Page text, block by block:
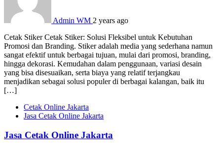
Admin WM 2 years ago
Cetak Stiker Cetak Stiker: Solusi Fleksibel untuk Kebutuhan
Promosi dan Branding. Stiker adalah media yang sederhana namun
sangat efektif untuk berbagai tujuan, mulai dari promosi, branding,
hingga dekorasi. Kemudahan dalam penggunaan, variasi desain
yang bisa disesuaikan, serta biaya yang relatif terjangkau
menjadikan sebagai solusi populer di berbagai kalangan, baik itu
[…]
Cetak Online Jakarta
Jasa Cetak Online Jakarta
Jasa Cetak Online Jakarta